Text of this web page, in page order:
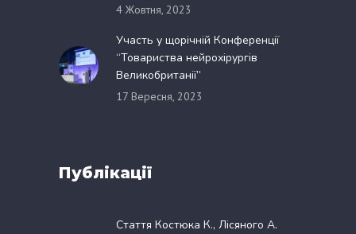
4 Жовтня, 2023
Участь у щорічній Конференції
“Товариства нейрохірургів
Великобританії”
17 Вересня, 2023
Публікації
Стаття Костюка К., Лісяного А.